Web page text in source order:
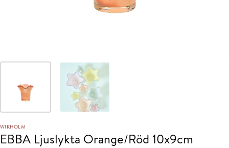
WIKHOLM
EBBA Ljuslykta Orange/Röd 10x9cm